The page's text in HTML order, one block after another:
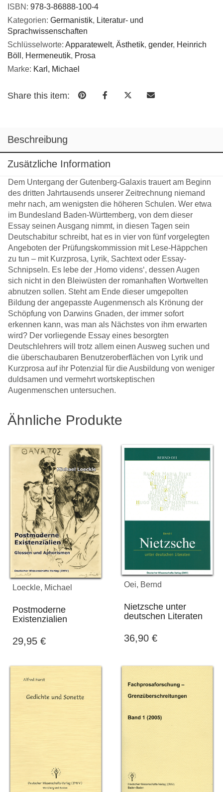
opaker
Realität
und
humaner
Selbstbestimmung
Menge
ISBN: 978-3-86888-100-4
Kategorien: Germanistik, Literatur- und
Sprachwissenschaften
Schlüsselworte: Apparatewelt, Ästhetik, gender, Heinrich
Böll , Hermeneutik, Prosa
Marke: Karl, Michael
Share this item:
Beschreibung
Zusätzliche Information
Dem Untergang der Gutenberg-Galaxis trauert am Beginn
des dritten Jahrtausends unserer Zeitrechnung niemand
mehr nach, am wenigsten die höheren Schulen. Wer etwa
im Bundesland Baden-Württemberg, von dem dieser
Essay seinen Ausgang nimmt, in diesen Tagen sein
Deutschabitur schreibt, hat es in vier von fünf vorgelegten
Angeboten der Prüfungskommission mit Lese-Häppchen
zu tun – mit Kurzprosa, Lyrik, Sachtext oder Essay-
Schnipseln. Es lebe der ‚Homo videns‘, dessen Augen
sich nicht in den Bleiwüsten der romanhaften Wortwelten
abnutzen sollen. Steht am Ende dieser umgepolten
Bildung der angepasste Augenmensch als Krönung der
Schöpfung von Darwins Gnaden, der immer sofort
erkennen kann, was man als Nächstes von ihm erwarten
wird? Der vorliegende Essay eines besorgten
Deutschlehrers will trotz allem einen Ausweg suchen und
die überschaubaren Benutzeroberflächen von Lyrik und
Kurzprosa auf ihr Potenzial für die Ausbildung von weniger
duldsamen und vermehrt wortskeptischen
Augenmenschen untersuchen.
Ähnliche Produkte
Loeckle, Michael
Postmoderne
Existenzialien
29,95 €
Oei, Bernd
Nietzsche unter
deutschen Literaten
36,90 €